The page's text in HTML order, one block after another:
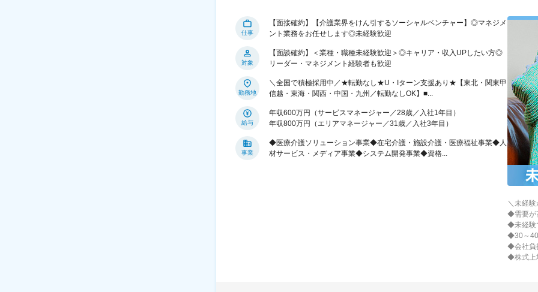
仕事
【面接確約】【介護業界をけん引するソーシャルベンチャー】◎マネジメ
ント業務をお任せします◎未経験歓迎
対象
【面談確約】＜業種・職種未経験歓迎＞◎キャリア・収入UPしたい方◎
リーダー・マネジメント経験者も歓迎
勤務地
＼全国で積極採用中／★転勤なし★U・Iターン支援あり★【東北・関東甲
信越・東海・関西・中国・九州／転勤なしOK】■...
給与
年収600万円（サービスマネージャー／28歳／入社1年目）
年収800万円（エリアマネージャー／31歳／入社3年目）
事業
◆医療介護ソリューション事業◆在宅介護・施設介護・医療福祉事業◆人
材サービス・メディア事業◆システム開発事業◆資格...
＼未経
◆需要が
◆未経験
◆30～40
◆会社負
◆株式上